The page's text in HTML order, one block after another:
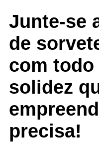
Junte-se
de
com
solidez
precisa!